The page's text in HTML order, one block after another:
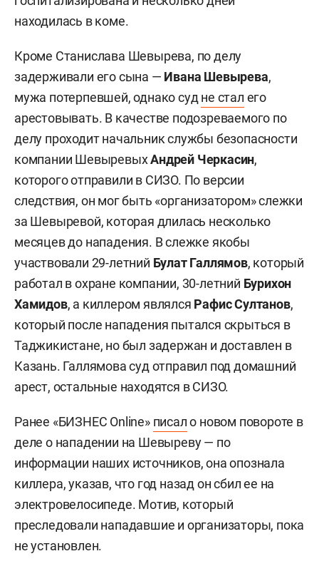
находилась в коме.
Кроме Станислава Шевырева, по делу
задерживали его сына — Ивана Шевырева,
мужа потерпевшей, однако суд не стал его
арестовывать. В качестве подозреваемого по
делу проходит начальник службы безопасности
компании ШевыревыхАндрей Черкасин,
которого отправили в СИЗО. По версии
следствия, он мог быть «организатором» слежки
за Шевыревой, которая длилась несколько
месяцев до нападения. В слежке якобы
участвовали 29-летний Булат Галлямов, который
работал в охране компании, 30-летний Бурихон
Хамидов, а киллером являлся Рафис Султанов,
который после нападения пытался скрыться в
Таджикистане, но был задержан и доставлен в
Казань. Галлямова суд отправил под домашний
арест, остальные находятся в СИЗО.
Ранее «БИЗНЕС Online» писало новом повороте в
деле о нападении на Шевыреву — по
информации наших источников, она опознала
киллера, указав, что год назад он сбил ее на
электровелосипеде. Мотив, который
преследовали нападавшие и организаторы, пока
не установлен.